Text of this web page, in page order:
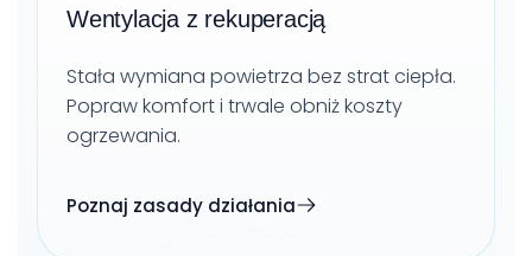
Wentylacja z rekuperacją
Stała wymiana powietrza bez strat ciepła.
Popraw komfort i trwale obniż koszty
ogrzewania.
Poznaj zasady działania